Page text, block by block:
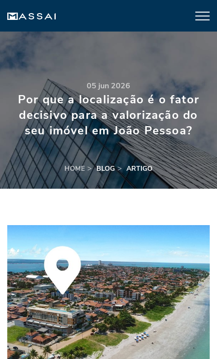
05 jun 2026
Por que a localização é o fator
decisivo para a valorização do
seu imóvel em João Pessoa?
HOME BLOG ARTIGO